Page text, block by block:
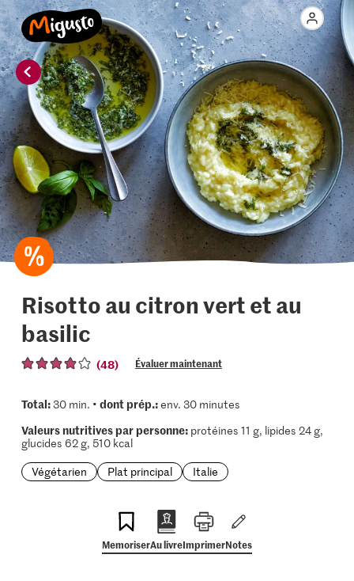
Risotto au citron vert et au
basilic
(48) Évaluer maintenant
Total:30 min. • dont prép.:env. 30 minutes
Valeurs nutritives par personne:protéines 11 g, lipides 24 g,
glucides 62 g, 510 kcal
Végétarien
Plat principal Italie
MemoriserAu livreImprimerNotes